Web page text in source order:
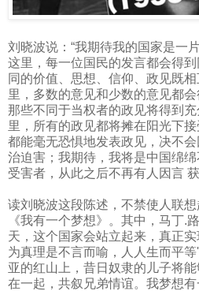
刘晓波说：“我期待我的国家是一
这里，每一位国民的发言都会得
同的价值、思想、信仰、政见既相
里，多数的意见和少数的意见都
那些不同于当权者的政见将得到
里，所有的政见都将摊在阳光下
都能毫无恐惧地发表政见，决不
治迫害；我期待，我将是中国绵
受害者，从此之后不再有人因言
读刘晓波这段陈述，不禁使人联
《我有一个梦想》。其中，马丁.
天，这个国家会站立起来，真正实
为真理是不言而喻，人人生而平等'
亚的红山上，昔日奴隶的儿子将
在一起，共叙兄弟情谊。我梦想